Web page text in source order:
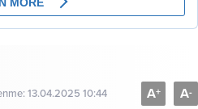
13.04.2025 10:44 A+ A-